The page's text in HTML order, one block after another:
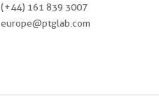
(+44) 161 839 3007
europe@ptglab.com